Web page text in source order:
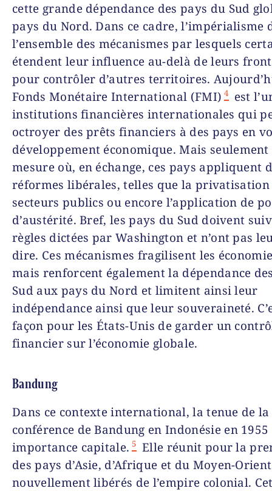
cette grande dépendance des pays du Sud
pays du Nord. Dans ce cadre, l’impérialisme
l’ensemble des mécanismes par lesquels
étendent leur influence au-delà de leurs
pour contrôler d’autres territoires.
Fonds Monétaire International (FMI) 4
est
institutions financières internationales qui
octroyer des prêts financiers à des pays en
développement économique. Mais
mesure où, en échange, ces pays appliquent
réformes libérales, telles que la privatisation
secteurs publics ou encore l’application de
d’austérité. Bref, les pays du Sud doivent
règles dictées par Washington et n’ont pas
dire. Ces mécanismes fragilisent les
mais renforcent également la dépendance
Sud aux pays du Nord et limitent ainsi leur
indépendance ainsi que leur souveraineté.
façon pour les États-Unis de garder un
financier sur l’économie globale.
Bandung
Dans ce contexte international, la tenue de la
conférence de Bandung en Indonésie en
importance capitale. 5 Elle réunit pour la
des pays d’Asie, d’Afrique et du Moyen-Orient
nouvellement libérés de l’empire colonial.